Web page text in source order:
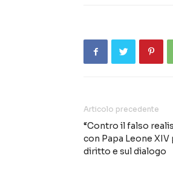
Articolo precedente
“Contro il falso
con Papa Leone
diritto e sul dialogo